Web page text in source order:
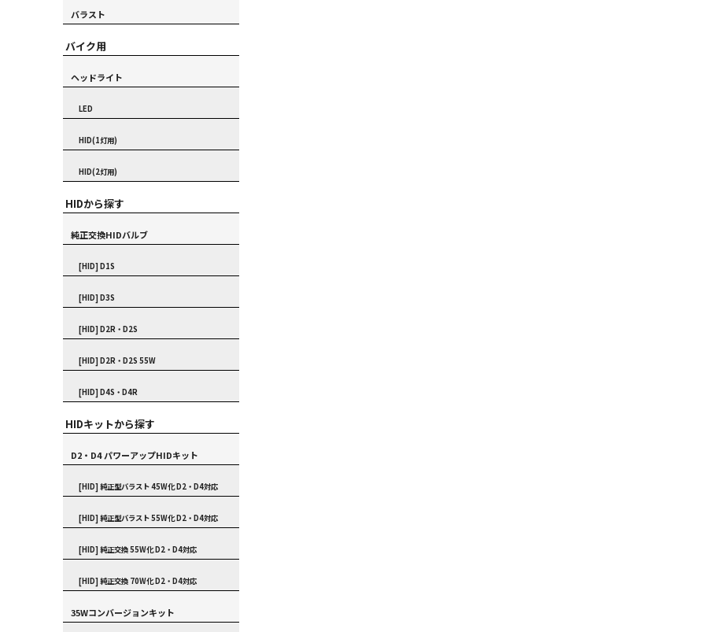
バラスト
バイク用
ヘッドライト
LED
HID(1灯用)
HID(2灯用)
HIDから探す
純正交換HIDバルブ
[HID] D1S
[HID] D3S
[HID] D2R・D2S
[HID] D2R・D2S 55W
[HID] D4S・D4R
HIDキットから探す
D2・D4 パワーアップHIDキット
[HID] 純正型バラスト 45W化 D2・D4対応
[HID] 純正型バラスト 55W化 D2・D4対応
[HID] 純正交換 55W化 D2・D4対応
[HID] 純正交換 70W化 D2・D4対応
35Wコンバージョンキット